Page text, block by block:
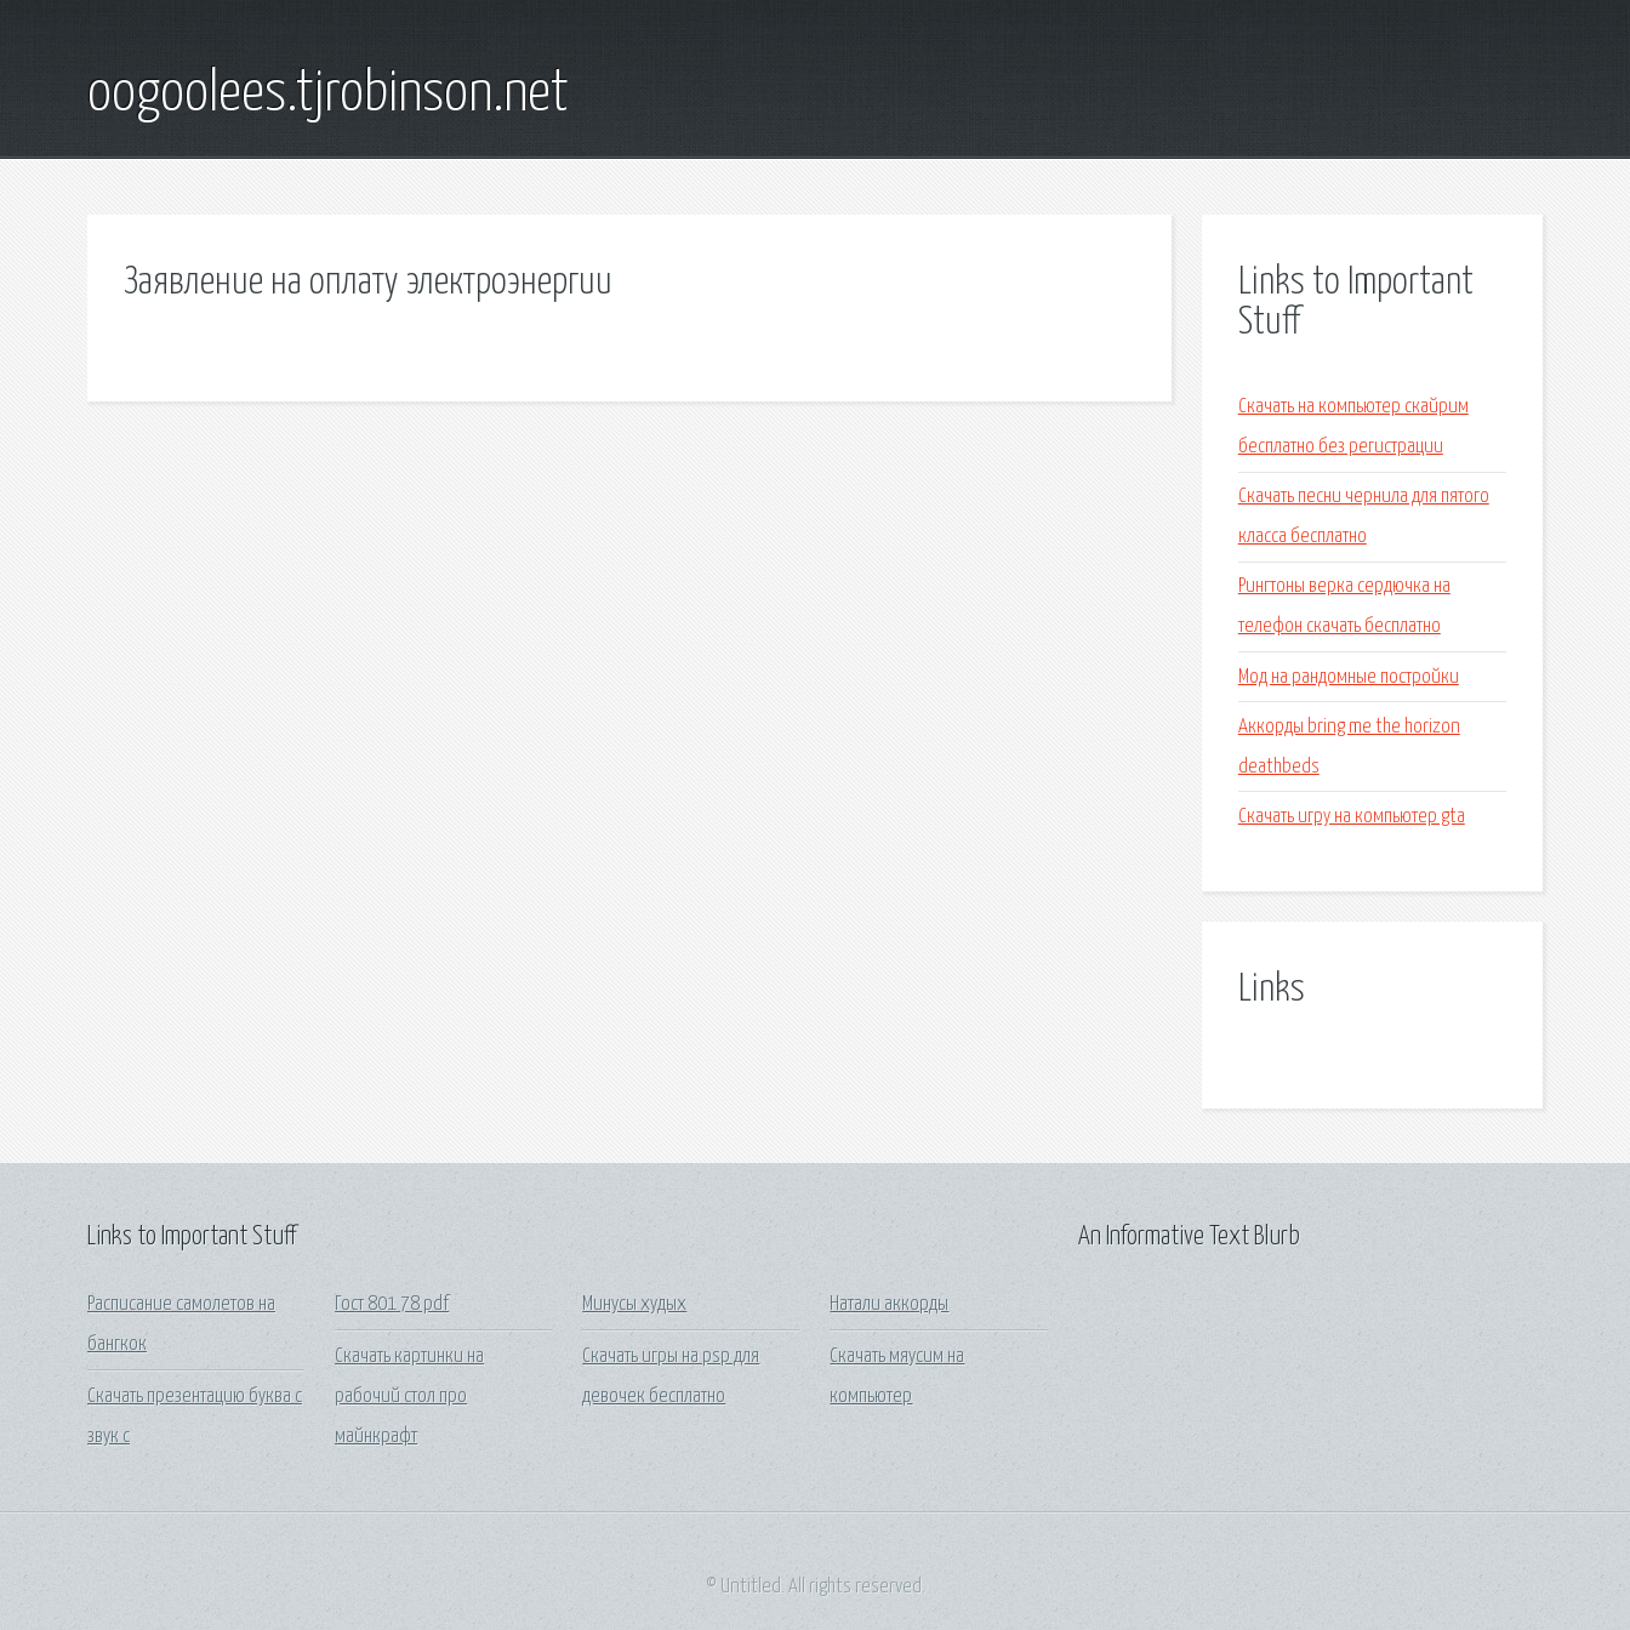
oogoolees.tjrobinson.net
Заявление на оплату электроэнергии
Links to Important
Stuff
Скачать на компьютер скайрим
бесплатно без регистрации
Скачать песни чернила для пятого
класса бесплатно
Рингтоны верка сердючка на
телефон скачать бесплатно
Мод на рандомные постройки
Аккорды bring me the horizon
deathbeds
Скачать игру на компьютер gta
Links
Links to Important Stuff
Расписание самолетов на
бангкок
Скачать презентацию буква с
звук с
Гост 801 78 pdf
Скачать картинки на
рабочий стол про
майнкрафт
Минусы худых
Скачать игры на psp для
девочек бесплатно
Натали аккорды
Скачать мяусим на
компьютер
An Informative Text Blurb
© Untitled. All rights reserved.